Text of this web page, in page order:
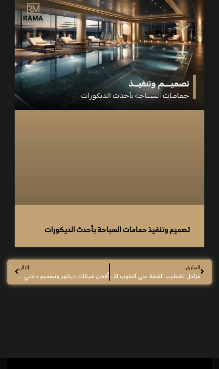
تصميم وتنفيذ حمامات السباحة بأحدث الديكورات
السابق
مراحل تشطيب الشقة على الطوب الأحمر
التالي
أفضل شركات ديكور وتصميم داخلي في مصر